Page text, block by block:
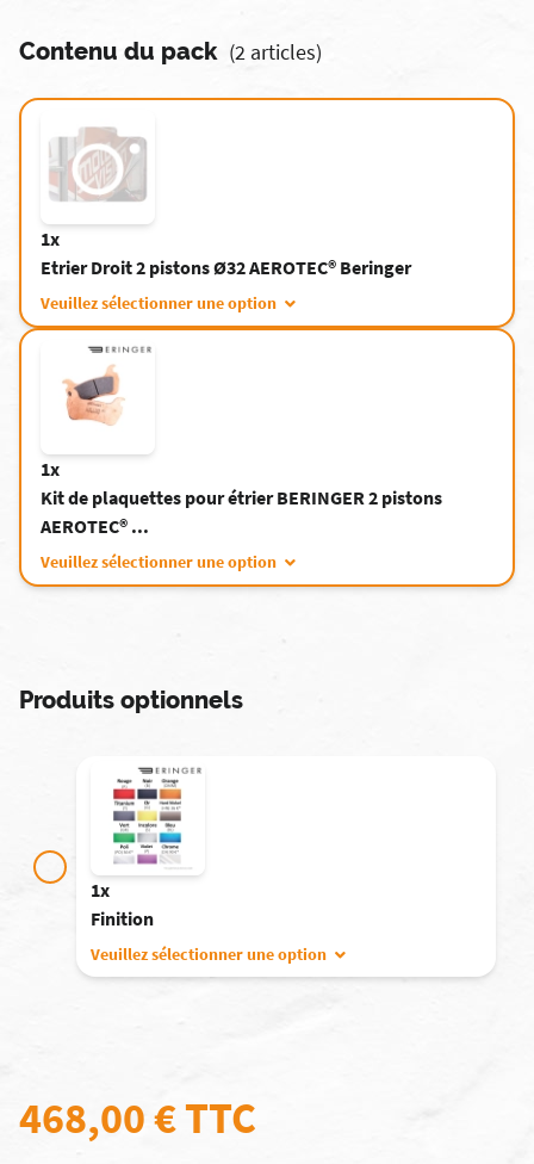
Contenu du pack (2 articles)
1x
Etrier Droit 2 pistons Ø32 AEROTEC® Beringer
Veuillez sélectionner une option
1x
Kit de plaquettes pour étrier BERINGER 2 pistons
AEROTEC® ...
Veuillez sélectionner une option
Produits optionnels
1x
Finition
Veuillez sélectionner une option
468,00 €TTC